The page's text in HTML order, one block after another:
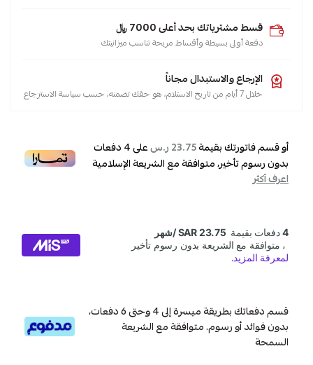
قسط مشترياتك بحد أعلى 7000 ﷼
دفعة أولى بسيطة وأقساط مريحة تناسب ميزانيتك
الإرجاع والاستبدال مجاناً
خلال 7 أيام من تاريخ الاستلام، هو حقك تضمنه، حسب سياسة الاسترجاع
أو قسم فاتورتك بقيمة23.75 ر.س على4دفعات
بدون رسوم تأخير، متوافقة مع الشريعة الإسلامية
اعرف أكثر
قسم دفعاتك بطريقة ميسرة إلى 4 وحتى 6 دفعات،
بدون فوائد أو رسوم. متوافقة مع الشريعة
السمحة